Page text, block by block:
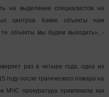
на выделение специалистов на
центров. Какие объекты нам
объекты мы будем выходить», -
раз в четыре года, одна из
году после трагического пожара на
МЧС прокуратура привлекала как